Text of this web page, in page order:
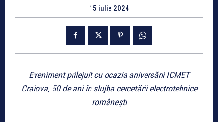
15 iulie 2024
Eveniment prilejuit cu ocazia aniversării ICMET
Craiova, 50 de ani în slujba cercetării electrotehnice
românești